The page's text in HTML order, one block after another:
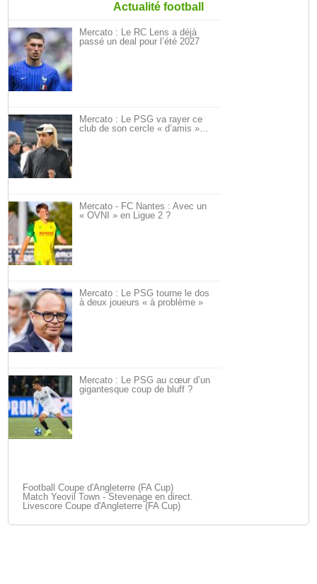
Actualité football
Mercato : Le RC Lens a déjà
passé un deal pour l’été 2027
Mercato : Le PSG va rayer ce
club de son cercle « d’amis »…
Mercato - FC Nantes : Avec un
« OVNI » en Ligue 2 ?
Mercato : Le PSG tourne le dos
à deux joueurs « à problème »
Mercato : Le PSG au cœur d’un
gigantesque coup de bluff ?
Football Coupe d'Angleterre (FA Cup)
Match Yeovil Town - Stevenage en direct.
Livescore Coupe d'Angleterre (FA Cup)